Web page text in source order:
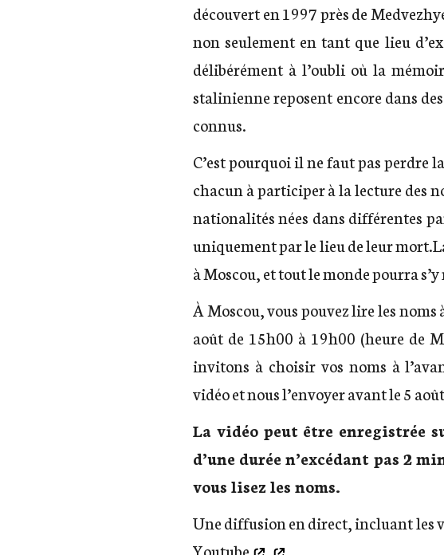
découvert en 1997 près de
non seulement en tant que lieu
délibérément à l’oubli où la
stalinienne reposent encore dans
connus.
C’est pourquoi il ne faut pas perdre
chacun à participer à la lecture des
nationalités nées dans différentes
uniquement par le lieu de leur
à Moscou, et tout le monde pourra
À Moscou, vous pouvez lire les
août de 15h00 à 19h00 (heure de
invitons à choisir vos noms à
vidéo et nous l’envoyer avant le 5
La vidéo peut être enregistrée
d’une durée n’excédant pas 2
vous lisez les noms.
Une diffusion en direct, incluant les
Youtube
.